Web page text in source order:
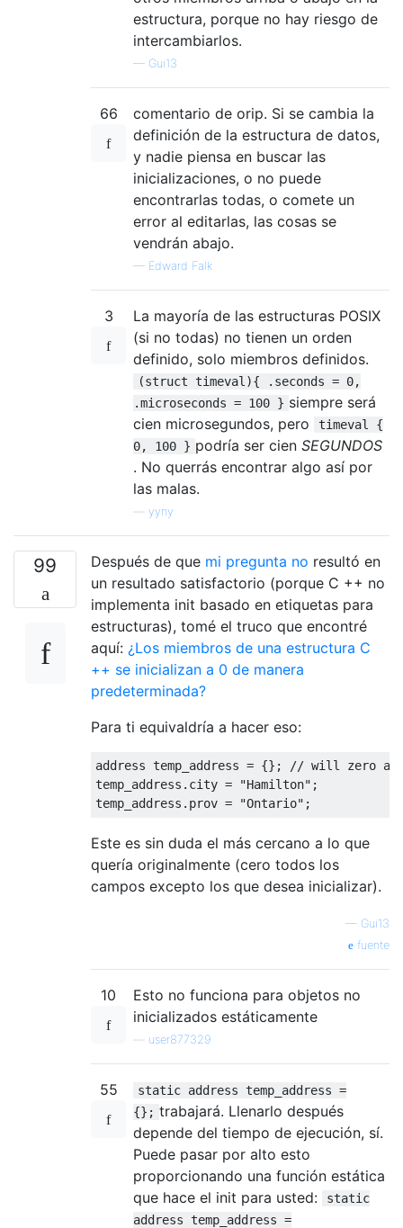
estructura, porque no hay riesgo de
intercambiarlos.
— Gui13
66
comentario de orip. Si se cambia la
definición de la estructura de datos,
y nadie piensa en buscar las
inicializaciones, o no puede
encontrarlas todas, o comete un
error al editarlas, las cosas se
vendrán abajo.
— Edward Falk
3
La mayoría de las estructuras POSIX
(si no todas) no tienen un orden
definido, solo miembros definidos.
(struct timeval){ .seconds = 0,
.microseconds = 100 } siempre será
cien microsegundos, pero
timeval {
0, 100 } podría ser cien SEGUNDOS
. No querrás encontrar algo así por
las malas.
yyny
99 Después de que mi pregunta no resultó en
un resultado satisfactorio (porque C ++ no
implementa init basado en etiquetas para
estructuras), tomé el truco que encontré
aquí: ¿Los miembros de una estructura C
++ se inicializan a 0 de manera
predeterminada?
Para ti equivaldría a hacer eso:
address temp_address = {};
// will zero all
temp_address . city = "Hamilton" ;
temp_address . prov = "Ontario" ;
Este es sin duda el más cercano a lo que
quería originalmente (cero todos los
campos excepto los que desea inicializar).
— Gui13
fuente
10
Esto no funciona para objetos no
inicializados estáticamente
user877329
55
static address temp_address =
{}; trabajará. Llenarlo después
depende del tiempo de ejecución, sí.
Puede pasar por alto esto
proporcionando una función estática
que hace el init para usted:
static
address temp_address =